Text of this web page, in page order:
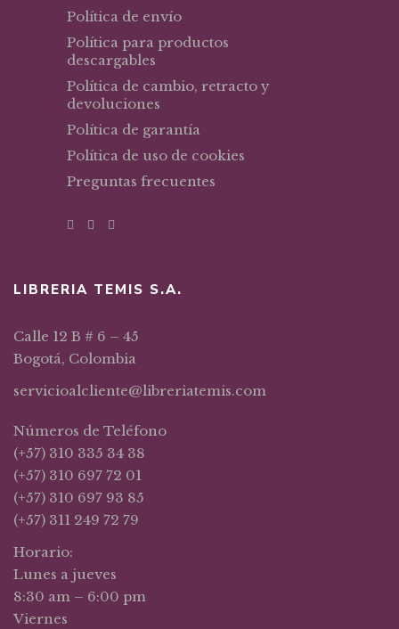
Política de envío
Política para productos
descargables
Política de cambio, retracto y
devoluciones
Política de garantía
Política de uso de cookies
Preguntas frecuentes
LIBRERIA TEMIS S.A.
Calle 12 B # 6 – 45
Bogotá, Colombia
servicioalcliente@libreriatemis.com
Números de Teléfono
(+57) 310 335 34 38
(+57) 310 697 72 01
(+57) 310 697 93 85
(+57) 311 249 72 79
Horario:
Lunes a jueves
8:30 am – 6:00 pm
Viernes